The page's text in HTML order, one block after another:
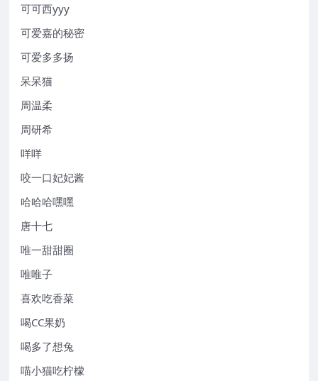
可可西yyy
可爱嘉的秘密
可爱多多扬
呆呆猫
周温柔
周研希
咩咩
咬一口妃妃酱
哈哈哈嘿嘿
唐十七
唯一甜甜圈
唯唯子
喜欢吃香菜
喝CC果奶
喝多了想兔
喵小猫吃柠檬